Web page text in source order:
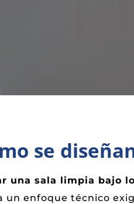
se
una sala limpia bajo
un enfoque técnico